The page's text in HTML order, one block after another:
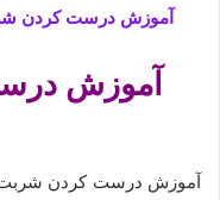
آموزش درست کردن
آموزش
آموزش درست کردن شربت